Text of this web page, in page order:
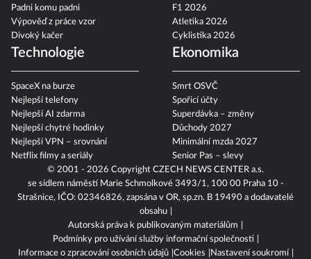
© 2001 - 2026 Copyright CZECH NEWS CENTER a.s.
se sídlem náměstí Marie Schmolkové 3493/1, 100 00 Praha 10 -
Strašnice, IČO: 02346826, zapsána v OR, sp.zn. B 19490 a dodavatelé
obsahu
Autorská práva k publikovaným materiálům
Podmínky pro užívání služby informační společnosti
Informace o zpracování osobních údajů Cookies Nastavení soukromí
Padni komu padni
Výpověď z práce vzor
Divoký kačer
F1 2026
Atletika 2026
Cyklistika 2026
Technologie
SpaceX na burze
Nejlepší telefony
Nejlepší AI zdarma
Nejlepší chytré hodinky
Nejlepší VPN – srovnání
Netflix filmy a seriály
Ekonomika
Smrt OSVČ
Spořicí účty
Superdávka – změny
Důchody 2027
Minimální mzda 2027
Senior Pas – slevy